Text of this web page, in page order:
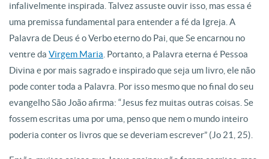
infalivelmente inspirada. Talvez assuste ouvir isso, mas essa é
uma premissa fundamental para entender a fé da Igreja. A
Palavra de Deus é o Verbo eterno do Pai, que Se encarnou no
ventre da Virgem Maria . Portanto, a Palavra eterna é Pessoa
Divina e por mais sagrado e inspirado que seja um livro, ele não
pode conter toda a Palavra. Por isso mesmo que no final do seu
evangelho São João afirma: “Jesus fez muitas outras coisas. Se
fossem escritas uma por uma, penso que nem o mundo inteiro
poderia conter os livros que se deveriam escrever” (Jo 21, 25).